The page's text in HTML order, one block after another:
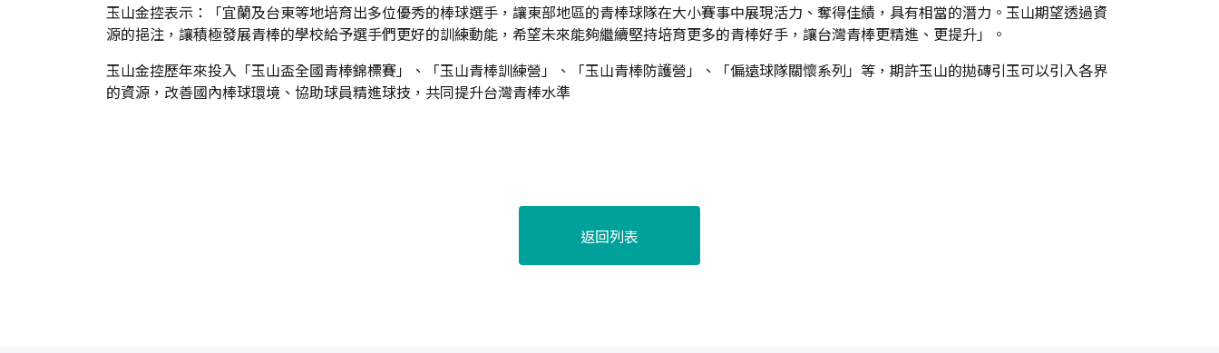
玉山金控表示：「宜蘭及台東等地培育出多位優秀的棒球選手，讓東部地區的青棒球隊在大小賽事中展現活力、奪得佳績，具有相當的潛力。玉山期望透過資
源的挹注，讓積極發展青棒的學校給予選手們更好的訓練動能，希望未來能夠繼續堅持培育更多的青棒好手，讓台灣青棒更精進、更提升」。
玉山金控歷年來投入「玉山盃全國青棒錦標賽」、「玉山青棒訓練營」、「玉山青棒防護營」、「偏遠球隊關懷系列」等，期許玉山的拋磚引玉可以引入各界
的資源，改善國內棒球環境、協助球員精進球技，共同提升台灣青棒水準
返回列表